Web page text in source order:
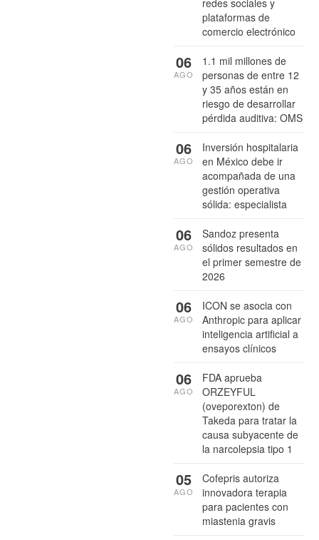
redes sociales y
plataformas de
comercio electrónico
1.1 mil millones de
personas de entre 12
y 35 años están en
riesgo de desarrollar
pérdida auditiva: OMS
06
AGO
Inversión hospitalaria
en México debe ir
acompañada de una
gestión operativa
sólida: especialista
06
AGO
Sandoz presenta
sólidos resultados en
el primer semestre de
2026
06
AGO
ICON se asocia con
Anthropic para aplicar
inteligencia artificial a
ensayos clínicos
06
AGO
FDA aprueba
ORZEYFUL
(oveporexton) de
Takeda para tratar la
causa subyacente de
la narcolepsia tipo 1
06
AGO
Cofepris autoriza
innovadora terapia
para pacientes con
miastenia gravis
05
AGO